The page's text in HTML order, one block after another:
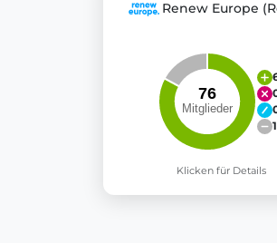
Renew Europe
Klicken für Details